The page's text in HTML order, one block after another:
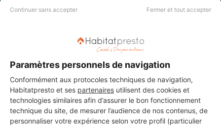
Continuer sans accepter Fermer et tout accepter
Paramètres personnels de navigation
Conformément aux protocoles techniques de navigation,
Habitatpresto et ses partenaires utilisent des cookies et
technologies similaires afin d’assurer le bon fonctionnement
technique du site, de mesurer l’audience de nos contenus, de
personnaliser votre expérience selon votre profil (particulier
CHERCHER ?
Vous souhaitez réaliser des travaux et ne savez quel professionnel
auprès de notre réseau de 5 000
professionnels partout en France.